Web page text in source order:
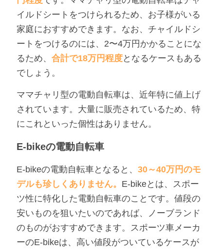
イルドシートをつけられるため、お子様がいる
家庭におすすめできます。なお、チャイルドシ
ートをつけるのには、2〜4万円かかることにな
るため、 合計で18万円程度となるケースもある
でしょう。
ママチャリ型の電動自転車は、近年特に値上げ
されています。大量に販売されているため、特
にこれといった個性はありません。
E-bikeの電動自転車
E-bikeの電動自転車となると、 30～40万円のモ
デルも珍しくありません。 E-bikeとは、スポー
ツ性に特化した電動自転車のことです。値段の
安いものを狙いたいのであれば、ノーブランド
のものがおすすめできます。スポーツ車メーカ
ーのE-bikeは、高い値段がついているケースが